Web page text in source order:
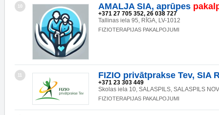
10 AMALJA SIA, aprūpes
+371 27 705 352, 26 038 727
Tallinas iela 95, RĪGA, LV-1012
FIZIOTERAPIJAS PAKALPOJUMI
11 FIZIO privātprakse Tev, SIA
+371 23 303 449
Skolas iela 10, SALASPILS, SALASPILS
FIZIOTERAPIJAS PAKALPOJUMI